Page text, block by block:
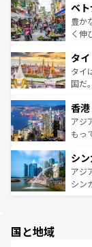
参照
容に
照し
き、
でき
まで
リテ
覧を
ベ
豊か
く伸
急速
ーチ
醸し
とつ
ひ現
が旅
参照
タイ
タイ
国だ
の活
帯で
いビ
激す
が待
た文
香港
アジ
もっ
み、
てお
うな
シ
アジ
シン
国と地域